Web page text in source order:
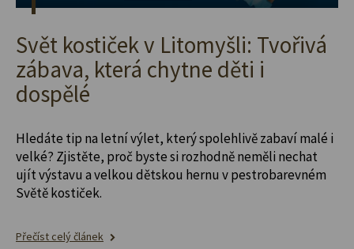
Svět kostiček v Litomyšli: Tvořivá
zábava, která chytne děti i
dospělé
Hledáte tip na letní výlet, který spolehlivě zabaví malé i
velké? Zjistěte, proč byste si rozhodně neměli nechat
ujít výstavu a velkou dětskou hernu v pestrobarevném
Světě kostiček.
Přečíst celý článek